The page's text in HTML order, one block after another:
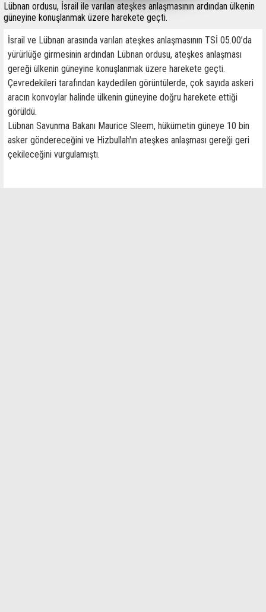
Lübnan ordusu, İsrail ile varılan ateşkes anlaşmasının ardından ülkenin
güneyine konuşlanmak üzere harekete geçti.
İsrail ve Lübnan arasında varılan ateşkes anlaşmasının TSİ 05.00’da
yürürlüğe girmesinin ardından Lübnan ordusu, ateşkes anlaşması
gereği ülkenin güneyine konuşlanmak üzere harekete geçti.
Çevredekileri tarafından kaydedilen görüntülerde, çok sayıda askeri
aracın konvoylar halinde ülkenin güneyine doğru harekete ettiği
görüldü.
Lübnan Savunma Bakanı Maurice Sleem, hükümetin güneye 10 bin
asker göndereceğini ve Hizbullah'ın ateşkes anlaşması gereği geri
çekileceğini vurgulamıştı.